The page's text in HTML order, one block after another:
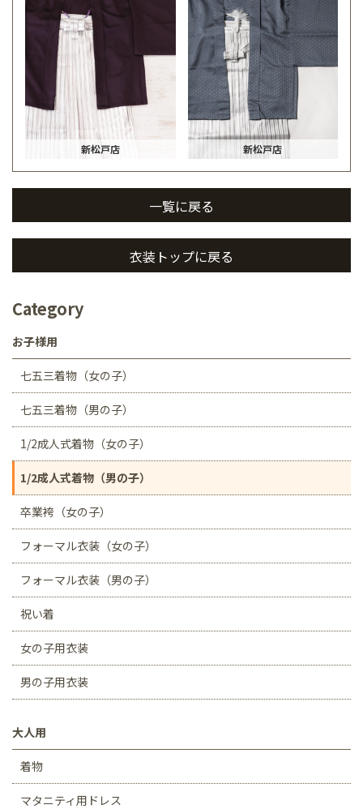
新松戸店 新松戸店
一覧に戻る
衣装トップに戻る
Category
お子様用
七五三着物（女の子）
七五三着物（男の子）
1/2成人式着物（女の子）
1/2成人式着物（男の子）
卒業袴（女の子）
フォーマル衣装（女の子）
フォーマル衣装（男の子）
祝い着
女の子用衣装
男の子用衣装
大人用
着物
マタニティ用ドレス